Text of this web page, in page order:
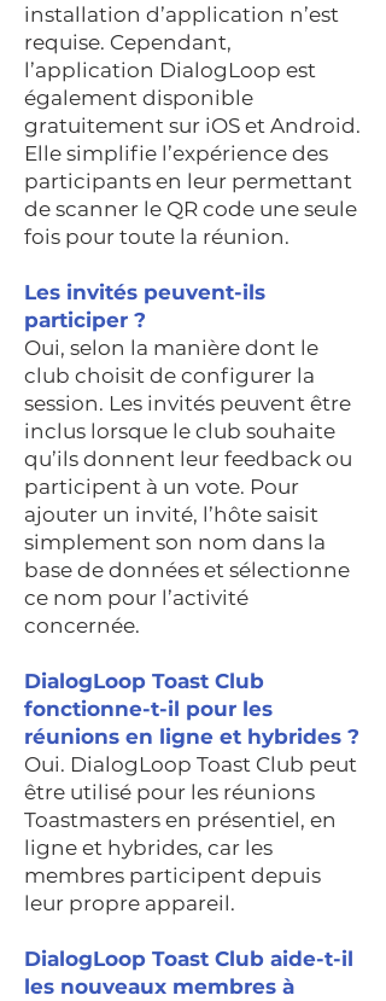
installation d’application n’est
requise. Cependant,
l’application DialogLoop est
également disponible
gratuitement sur iOS et Android.
Elle simplifie l’expérience des
participants en leur permettant
de scanner le QR code une seule
fois pour toute la réunion.
Les invités peuvent-ils
participer ?
Oui, selon la manière dont le
club choisit de configurer la
session. Les invités peuvent être
inclus lorsque le club souhaite
qu’ils donnent leur feedback ou
participent à un vote. Pour
ajouter un invité, l’hôte saisit
simplement son nom dans la
base de données et sélectionne
ce nom pour l’activité
concernée.
DialogLoop Toast Club
fonctionne-t-il pour les
réunions en ligne et hybrides ?
Oui. DialogLoop Toast Club peut
être utilisé pour les réunions
Toastmasters en présentiel, en
ligne et hybrides, car les
membres participent depuis
leur propre appareil.
DialogLoop Toast Club aide-t-il
les nouveaux membres à